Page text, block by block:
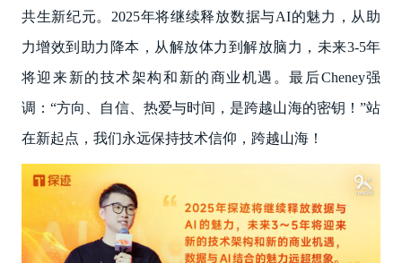
共生新纪元。2025年将继续释放数据与AI的魅力，从助
力增效到助力降本，从解放体力到解放脑力，未来3-5年
将迎来新的技术架构和新的商业机遇。最后Cheney强
调：“方向、自信、热爱与时间，是跨越山海的密钥！”站
在新起点，我们永远保持技术信仰，跨越山海！